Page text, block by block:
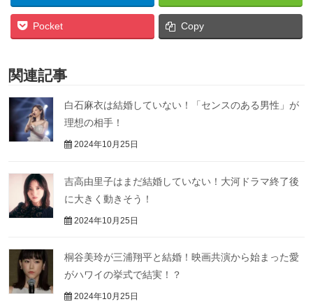
Pocket Copy
関連記事
白石麻衣は結婚していない！「センスのある男性」が
理想の相手！
2024年10月25日
吉高由里子はまだ結婚していない！大河ドラマ終了後
に大きく動きそう！
2024年10月25日
桐谷美玲が三浦翔平と結婚！映画共演から始まった愛
がハワイの挙式で結実！？
2024年10月25日